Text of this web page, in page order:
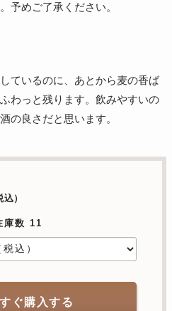
予めご了承ください。
ているのに、あとから麦の香ば
わっと残ります。飲みやすいの
の良さだと思います。
込）
庫数 11
ぐ購入する